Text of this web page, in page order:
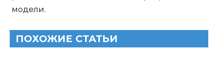
модели.
ПОХОЖИЕ СТАТЬИ